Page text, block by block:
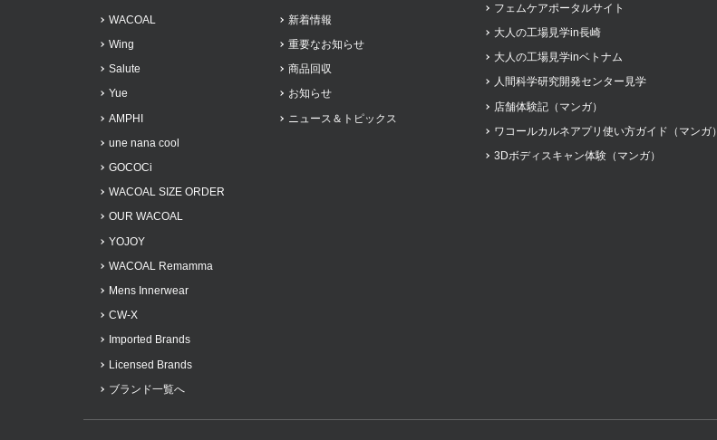
WACOAL
Wing
Salute
Yue
AMPHI
une nana cool
GOCOCi
WACOAL SIZE ORDER
OUR WACOAL
YOJOY
WACOAL Remamma
Mens Innerwear
CW-X
Imported Brands
Licensed Brands
ブランド一覧へ
新着情報
重要なお知らせ
商品回収
お知らせ
ニュース＆トピックス
フェムケアポータルサイト
大人の工場見学in長崎
大人の工場見学inベトナム
人間科学研究開発センター見学
店舗体験記（マンガ）
ワコールカルネアプリ使い方ガイド（マンガ）
3Dボディスキャン体験（マンガ）